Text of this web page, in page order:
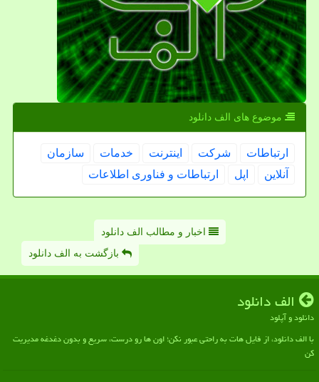
موضوع های الف دانلود
ارتباطات شركت اینترنت خدمات
سازمان
آنلاین
اپل ارتباطات و فناوری اطلاعات
اخبار و مطالب الف دانلود
بازگشت به الف دانلود
الف دانلود
دانلود و آپلود
با الف دانلود، از فایل هات به راحتی عبور نکن؛ اون ها رو درست، سریع و بدون دغدغه مدیریت
کن